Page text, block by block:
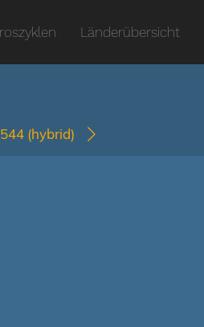
Länderübersicht
(hybrid)